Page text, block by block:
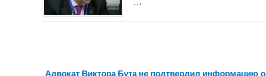
Адвокат Виктора Бута не подтвердил информацию о